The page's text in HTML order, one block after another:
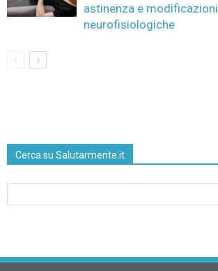
astinenza e modificazioni
neurofisiologiche
Cerca su Salutarmente.it